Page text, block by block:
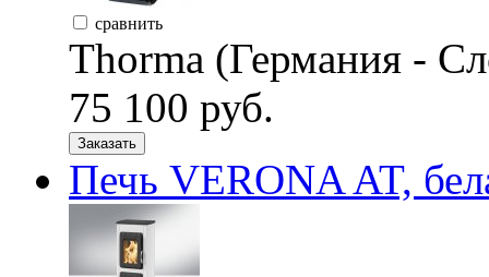
сравнить
Thorma (Германия -
75 100 руб.
Заказать
Печь VERONA AT,